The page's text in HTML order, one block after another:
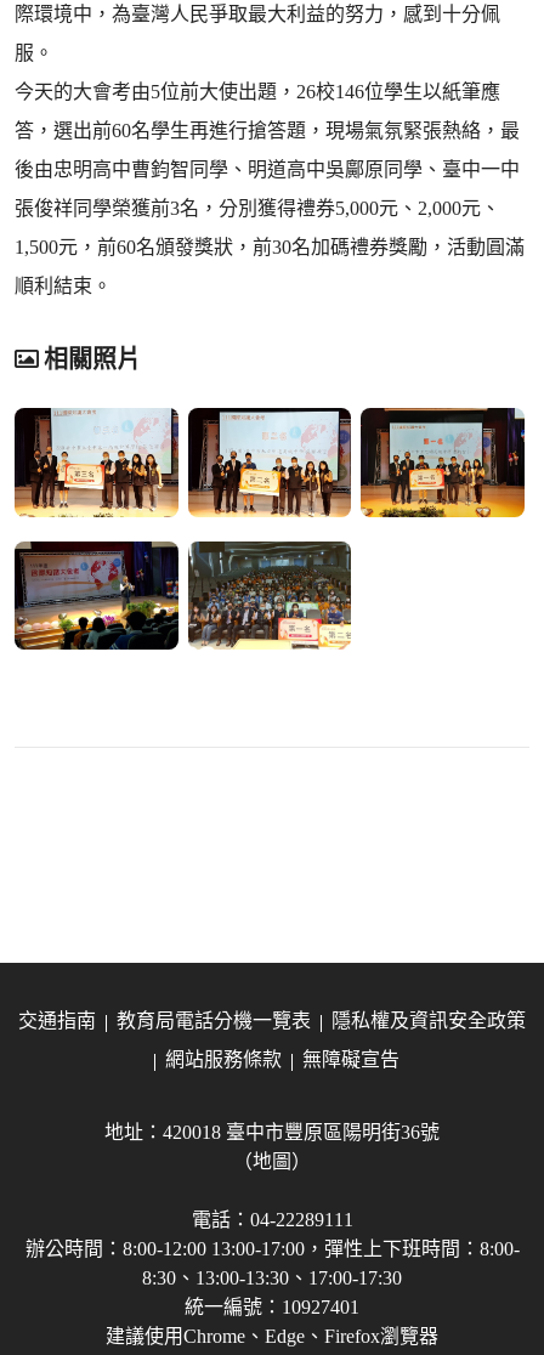
際環境中，為臺灣人民爭取最大利益的努力，感到十分佩
服。
今天的大會考由5位前大使出題，26校146位學生以紙筆應
答，選出前60名學生再進行搶答題，現場氣氛緊張熱絡，最
後由忠明高中曹鈞智同學、明道高中吳鄺原同學、臺中一中
張俊祥同學榮獲前3名，分別獲得禮券5,000元、2,000元、
1,500元，前60名頒發獎狀，前30名加碼禮券獎勵，活動圓滿
順利結束。
相關照片
交通指南 教育局電話分機一覽表
隱私權及資訊安全政策
網站服務條款
無障礙宣告
地址：420018 臺中市豐原區陽明街36號
（地圖）
電話：04-22289111
辦公時間：8:00-12:00 13:00-17:00，彈性上下班時間：8:00-
8:30、13:00-13:30、17:00-17:30
統一編號：10927401
建議使用Chrome、Edge、Firefox瀏覽器